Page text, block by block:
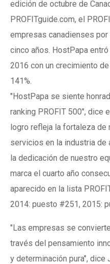
edición de octubre de
PROFITguide.com, el
empresas canadienses
cinco años. HostPapa
2016 con un crecimiento
141%.
"HostPapa se siente
ranking PROFIT 500", dice
logro refleja la fortaleza
servicios en la industria de
la dedicación de nuestro
marca el cuarto año
aparecido en la lista
2014: puesto #251, 2015:
"Las empresas se
través del pensamiento
y determinación pura", dice